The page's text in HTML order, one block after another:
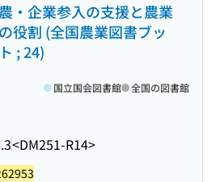
・企業参入の支援と農業
役割 (全国農業図書ブッ
; 24)
<DM251-R14>
国立国会図書館 全国の図書館